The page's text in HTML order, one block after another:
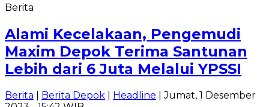
Berita
Alami Kecelakaan, Pengemudi
Maxim Depok Terima Santunan
Lebih dari 6 Juta Melalui YPSSI
Berita Berita Depok Headline | Jumat, 1 Desember